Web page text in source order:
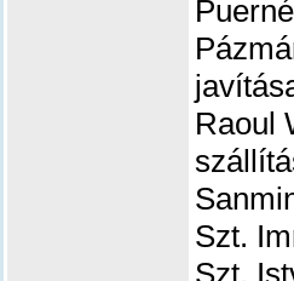
Raoul
Szt.
Szt.